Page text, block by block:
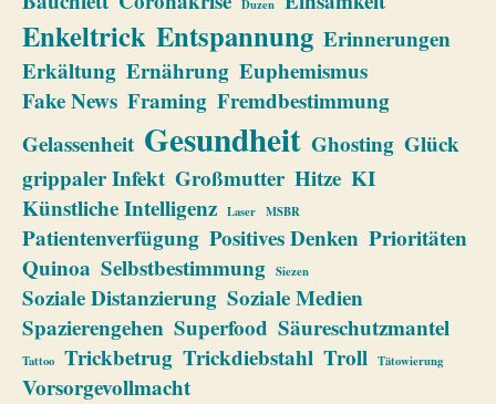
Duzen
Enkeltrick Entspannung Erinnerungen
Erkältung Ernährung Euphemismus
Fake News Framing Fremdbestimmung
Gelassenheit Gesundheit Ghosting Glück
grippaler Infekt Großmutter Hitze KI
Künstliche Intelligenz Laser MSBR
Patientenverfügung Positives Denken Prioritäten
Quinoa Selbstbestimmung Siezen
Soziale Distanzierung Soziale Medien
Spazierengehen Superfood Säureschutzmantel
Tattoo Trickbetrug Trickdiebstahl Troll Tätowierung
Vorsorgevollmacht